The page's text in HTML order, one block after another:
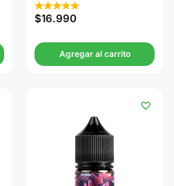
$16.990
Agregar al carrito